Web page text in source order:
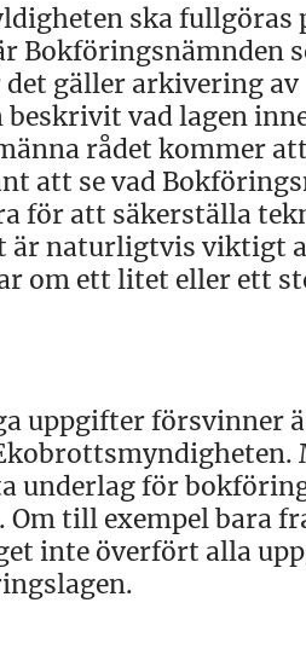
ska fullgöras
Bokföringsnämnden
det gäller arkivering av
vad lagen
rådet kommer
att se vad
för att säkerställa
är naturligtvis viktigt
om ett litet eller ett
uppgifter försvinner
underlag för
till exempel bara
inte överfört alla